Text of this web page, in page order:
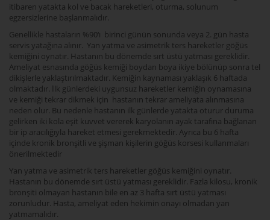
itibaren yatakta kol ve bacak hareketleri, oturma, solunum
egzersizlerine başlanmalıdır.
Genellikle hastaların %90‘ı birinci günün sonunda veya 2. gün hasta
servis yatağına alınır. Yan yatma ve asimetrik ters hareketler göğüs
kemiğini oynatır. Hastanın bu dönemde sırt üstü yatması gereklidir.
Ameliyat esnasında göğüs kemiği boydan boya ikiye bölünüp sonra tel
dikişlerle yaklaştırılmaktadır. Kemiğin kaynaması yaklaşık 6 haftada
olmaktadır. İlk günlerdeki uygunsuz hareketler kemiğin oynamasına
ve kemiği tekrar dikmek için hastanın tekrar ameliyata alınmasına
neden olur. Bu nedenle hastanın ilk günlerde yatakta oturur duruma
gelirken iki kola eşit kuvvet vererek karyolanın ayak tarafına bağlanan
bir ip aracılığıyla hareket etmesi gerekmektedir. Ayrıca bu 6 hafta
içinde kronik bronşitli ve şişman kişilerin göğüs korsesi kullanmaları
önerilmektedir
Yan yatma ve asimetrik ters hareketler göğüs kemiğini oynatır.
Hastanın bu dönemde sırt üstü yatması gereklidir. Fazla kilosu, kronik
bronşiti olmayan hastanın bile en az 3 hafta sırt üstü yatması
zorunludur. Hasta, ameliyat eden hekimin onayı olmadan yan
yatmamalıdır.